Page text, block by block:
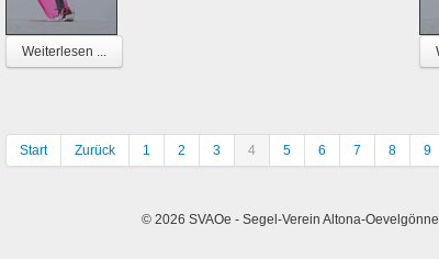
Weiterlesen ...
Start Zurück 1 2 3 4 5 6 7 8 9
© 2026 SVAOe - Segel-Verein Altona-